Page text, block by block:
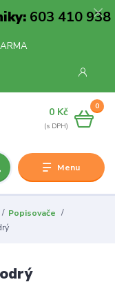
603 410 938
Menu
0
0 Kč
Popisovače